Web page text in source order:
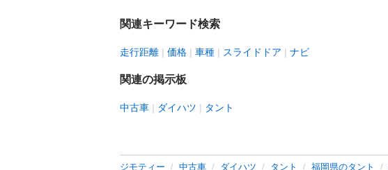
関連キーワード検索
走行距離 価格 車種 スライドドア ナビ
関連の掲示板
中古車 ダイハツ タント
ジモティー 中古車 ダイハツ タント 福岡県のタント